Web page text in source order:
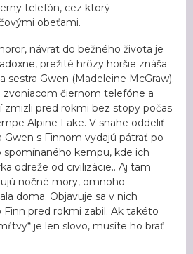
telefón, cez ktorý
obeťami.
návrat do bežného života je
prežité hrôzy horšie znáša
sestra Gwen (Madeleine McGraw).
zvoniacom čiernom telefóne a
zmizli pred rokmi bez stopy počas
Alpine Lake. V snahe oddeliť
Gwen s Finnom vydajú pátrať po
kempu, kde ich
odreže od civilizácie.. Aj tam
nočné mory, omnoho
doma. Objavuje sa v nich
pred rokmi zabil. Ak takéto
je len slovo, musíte ho brať